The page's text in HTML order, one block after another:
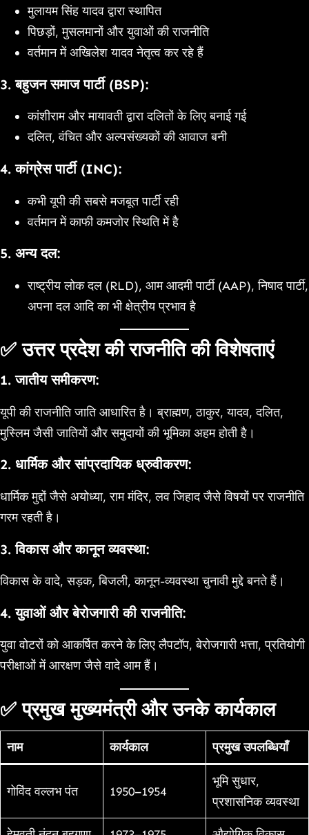
मुलायम सिंह यादव द्वारा स्थापित
पिछड़ों, मुसलमानों और युवाओं की राजनीति
वर्तमान में अखिलेश यादव नेतृत्व कर रहे हैं
3.बहुजन समाज पार्टी (BSP):
कांशीराम और मायावती द्वारा दलितों के लिए बनाई गई
दलित, वंचित और अल्पसंख्यकों की आवाज बनी
4.कांग्रेस पार्टी (INC):
कभी यूपी की सबसे मजबूत पार्टी रही
वर्तमान में काफी कमजोर स्थिति में है
5. अन्य दल:
राष्ट्रीय लोक दल (RLD), आम आदमी पार्टी (AAP), निषाद पार्टी,
अपना दल आदि का भी क्षेत्रीय प्रभाव है
✅ उत्तर प्रदेश की राजनीति की विशेषताएं
1.जातीय समीकरण:
यूपी की राजनीति जाति आधारित है। ब्राह्मण, ठाकुर, यादव, दलित,
मुस्लिम जैसी जातियों और समुदायों की भूमिका अहम होती है।
2. धार्मिक और सांप्रदायिक ध्रुवीकरण:
धार्मिक मुद्दों जैसे अयोध्या, राम मंदिर, लव जिहाद जैसे विषयों पर राजनीति
गरम रहती है।
3.विकास और कानून व्यवस्था:
विकास के वादे, सड़क, बिजली, कानून-व्यवस्था चुनावी मुद्दे बनते हैं।
4.युवाओं और बेरोजगारी की राजनीति:
युवा वोटरों को आकर्षित करने के लिए लैपटॉप, बेरोजगारी भत्ता, प्रतियोगी
परीक्षाओं में आरक्षण जैसे वादे आम हैं।
✅ प्रमुख मुख्यमंत्री और उनके कार्यकाल
नाम कार्यकाल प्रमुख उपलब्धियाँ
गोविंद वल्लभ पंत 1950–1954
भूमि सुधार,
प्रशासनिक व्यवस्था